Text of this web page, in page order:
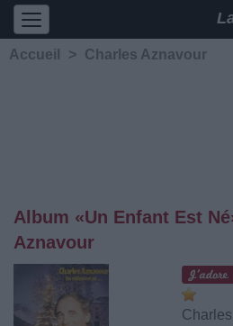
Accueil > Charles Aznavour
Album «Un Enfant Est
Aznavour